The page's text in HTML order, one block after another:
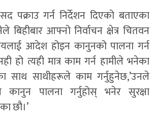
पक्राउ गर्न निर्देशन दिएको बताएका
बिहीबार आफ्नो निर्वाचन क्षेत्र चितवन
आदेश होइन कानुनको पालना गर्न
हो त्यही मात्र काम गर्न हामीले भनेका
साथ साथीहरूले काम गर्नुहुनेछ,’उनले
पालना गर्नुहोस् भनेर सुरक्षा
छौ।’